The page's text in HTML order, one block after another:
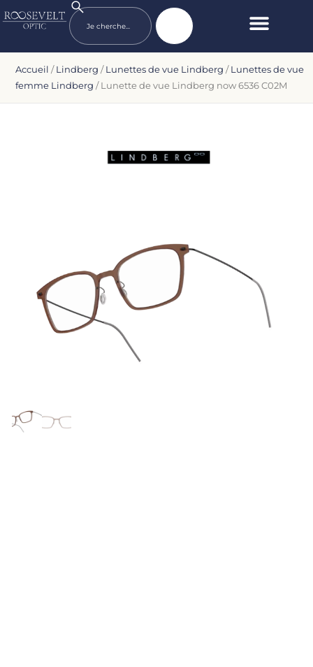
Accueil /Lindberg /Lunettes de vue Lindberg /Lunettes de vue
femme Lindberg / Lunette de vue Lindberg now 6536 C02M